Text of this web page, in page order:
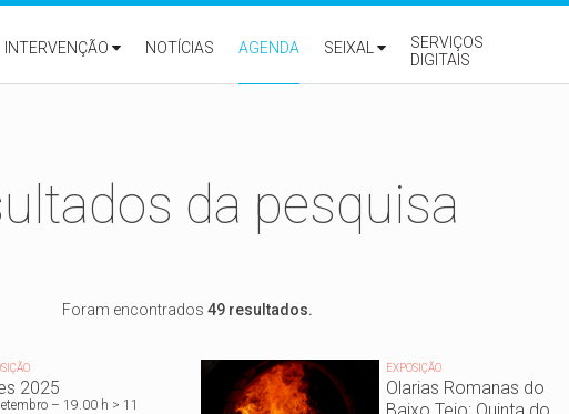
INTERVENÇÃO NOTÍCIAS AGENDA SEIXAL
SERVIÇOS
DIGITAIS
da pesquisa
Foram encontrados 49 resultados.
2025
– 19.00 h > 11
EXPOSIÇÃO
Olarias Romanas do